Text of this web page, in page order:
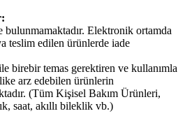
bulunmamaktadır. Elektronik ortamda
teslim edilen ürünlerde iade
birebir temas gerektiren ve kullanımla
arz edebilen ürünlerin
(Tüm Kişisel Bakım Ürünleri,
saat, akıllı bileklik vb.)